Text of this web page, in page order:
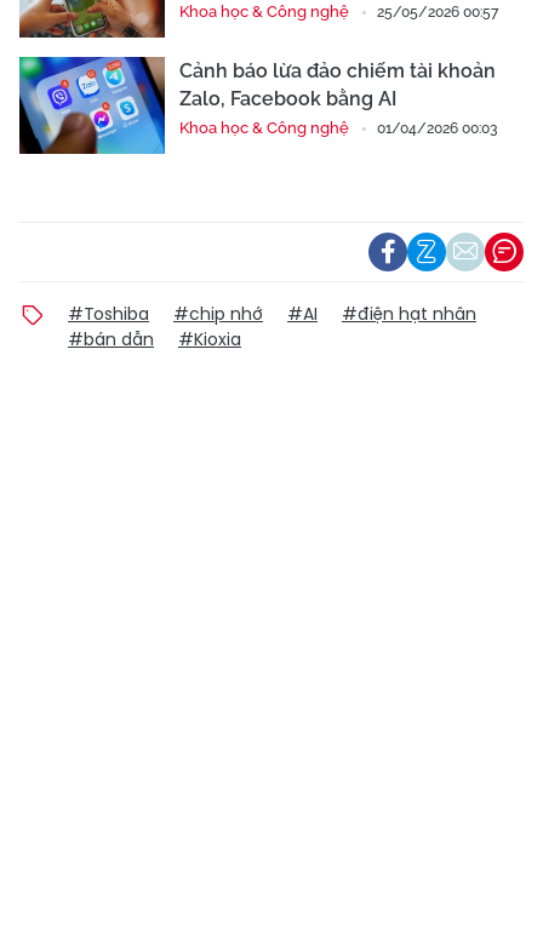
Khoa học & Công nghệ 25/05/2026 00:57
Cảnh báo lừa đảo chiếm tài khoản
Zalo, Facebook bằng AI
Khoa học & Công nghệ 01/04/2026 00:03
#Toshiba #chip nhớ #AI
#điện hạt nhân
#bán dẫn
#Kioxia